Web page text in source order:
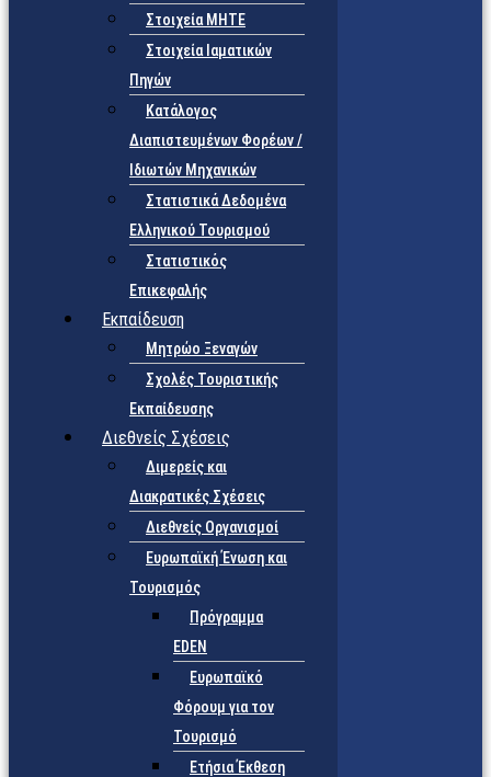
Στοιχεία ΜΗΤΕ
Στοιχεία Ιαματικών
Πηγών
Κατάλογος
Διαπιστευμένων Φορέων /
Ιδιωτών Μηχανικών
Στατιστικά Δεδομένα
Ελληνικού Τουρισμού
Στατιστικός
Επικεφαλής
Εκπαίδευση
Μητρώο Ξεναγών
Σχολές Τουριστικής
Εκπαίδευσης
Διεθνείς Σχέσεις
Διμερείς και
Διακρατικές Σχέσεις
Διεθνείς Οργανισμοί
Ευρωπαϊκή Ένωση και
Τουρισμός
Πρόγραμμα
EDEN
Ευρωπαϊκό
Φόρουμ για τον
Τουρισμό
Ετήσια Έκθεση